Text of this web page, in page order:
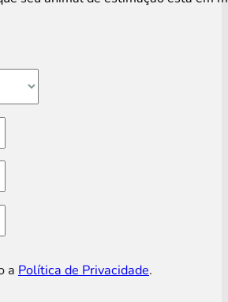
a Política de Privacidade.